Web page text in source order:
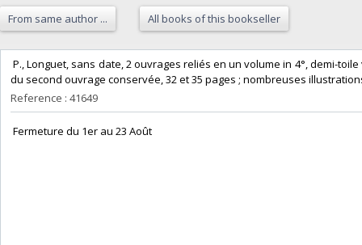
From same author ... All books of this bookseller
P., Longuet, sans date, 2 ouvrages reliés en un volume in 4°, demi-
du second ouvrage conservée, 32 et 35 pages ; nombreuses
Reference : 41649
‎ Fermeture du 1er au 23 Août‎